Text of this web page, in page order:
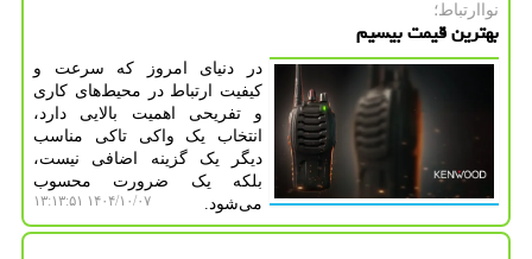
نواارتباط؛
بهترین قیمت بیسیم
در دنیای امروز که سرعت و
کیفیت ارتباط در محیط‌های کاری
و تفریحی اهمیت بالایی دارد،
انتخاب یک واکی تاکی مناسب
دیگر یک گزینه اضافی نیست،
بلکه یک ضرورت محسوب
می‌شود.
۱۴۰۴/۱۰/۰۷ ۱۳:۱۳:۵۱